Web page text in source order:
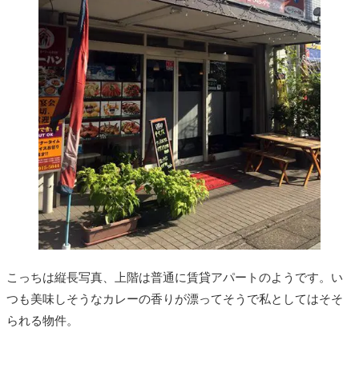
こっちは縦長写真、上階は普通に賃貸アパートのようです。い
つも美味しそうなカレーの香りが漂ってそうで私としてはそそ
られる物件。